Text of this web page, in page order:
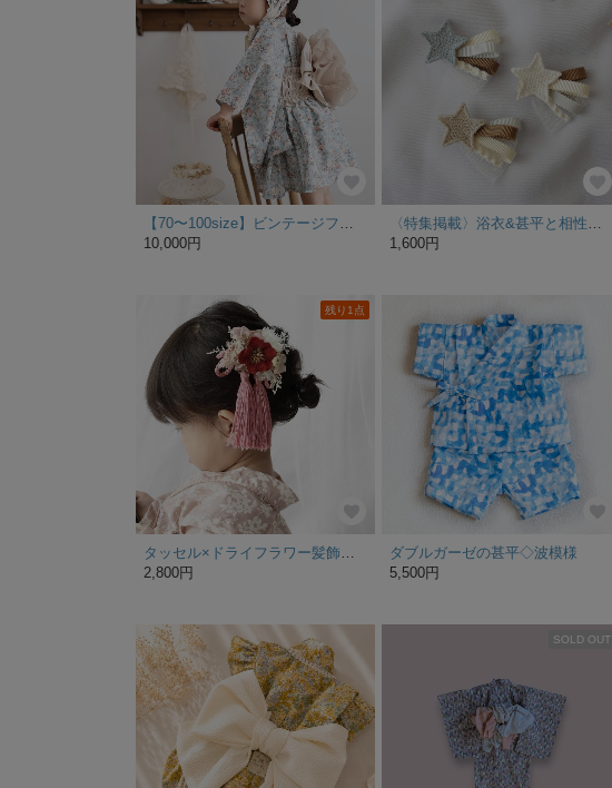
10,000円
1,600円
残り1点
2,800円
ダブルガーゼの甚平◇波模様
5,500円
SOLD OUT